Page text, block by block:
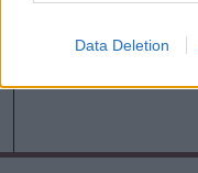
Data Deletion